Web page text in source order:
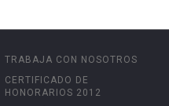
TRABAJA CON NOSOTROS
CERTIFICADO DE
HONORARIOS 2012